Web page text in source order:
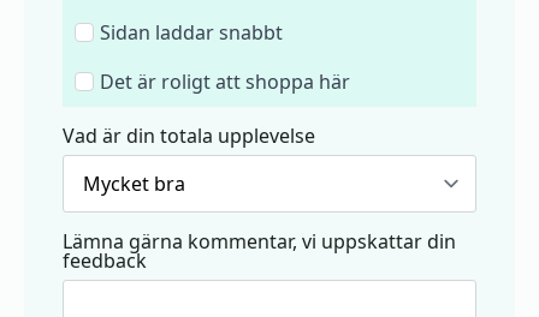
Sidan laddar snabbt
Det är roligt att shoppa här
Vad är din totala upplevelse
Lämna gärna kommentar, vi uppskattar din
feedback